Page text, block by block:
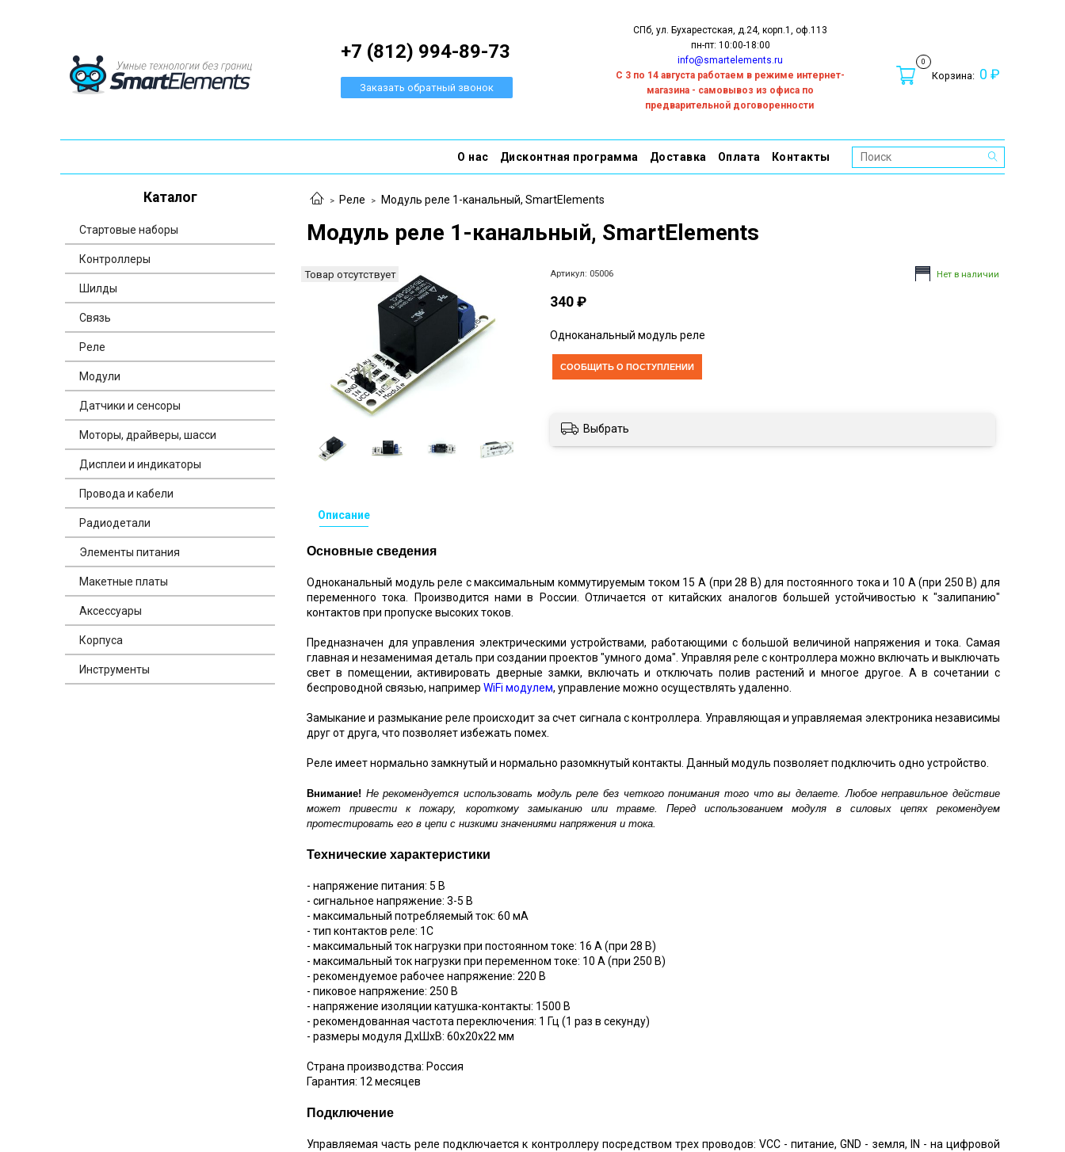
+7 (812) 994-89-73
Заказать обратный звонок
СПб, ул. Бухарестская, д.24, корп.1, оф.113
пн-пт: 10:00-18:00
info@smartelements.ru
С 3 по 14 августа работаем в режиме интернет-
магазина - самовывоз из офиса по
предварительной договоренности
0
Корзина: 0 ₽
О нас Дисконтная программа Доставка Оплата Контакты
Реле Модуль реле 1-канальный, SmartElements
Модуль реле 1-канальный, SmartElements
Товар отсутствует Артикул: 05006 Нет в наличии
340 ₽
Одноканальный модуль реле
CООБЩИТЬ О ПОСТУПЛЕНИИ
Выбрать
Описание
Основные сведения
Одноканальный модуль реле с максимальным коммутируемым током 15 А (при 28 В) для постоянного тока и 10 А (при 250 В) для
переменного тока. Производится нами в России. Отличается от китайских аналогов большей устойчивостью к "залипанию"
контактов при пропуске высоких токов.
Предназначен для управления электрическими устройствами, работающими с большой величиной напряжения и тока. Самая
главная и незаменимая деталь при создании проектов "умного дома". Управляя реле с контроллера можно включать и выключать
свет в помещении, активировать дверные замки, включать и отключать полив растений и многое другое. А в сочетании с
беспроводной связью, например WiFi модулем, управление можно осуществлять удаленно.
Замыкание и размыкание реле происходит за счет сигнала с контроллера. Управляющая и управляемая электроника независимы
друг от друга, что позволяет избежать помех.
Реле имеет нормально замкнутый и нормально разомкнутый контакты. Данный модуль позволяет подключить одно устройство.
Внимание! Не рекомендуется использовать модуль реле без четкого понимания того что вы делаете. Любое неправильное действие
может привести к пожару, короткому замыканию или травме. Перед использованием модуля в силовых цепях рекомендуем
протестировать его в цепи с низкими значениями напряжения и тока.
Технические характеристики
- напряжение питания: 5 В
- сигнальное напряжение: 3-5 В
- максимальный потребляемый ток: 60 мА
- тип контактов реле: 1С
- максимальный ток нагрузки при постоянном токе: 16 А (при 28 В)
- максимальный ток нагрузки при переменном токе: 10 А (при 250 В)
- рекомендуемое рабочее напряжение: 220 В
- пиковое напряжение: 250 В
- напряжение изоляции катушка-контакты: 1500 В
- рекомендованная частота переключения: 1 Гц (1 раз в секунду)
- размеры модуля ДхШхВ: 60х20х22 мм
Страна производства: Россия
Гарантия: 12 месяцев
Подключение
Управляемая часть реле подключается к контроллеру посредством трех проводов: VCC - питание, GND - земля, IN - на цифровой
Каталог
Стартовые наборы
Контроллеры
Шилды
Связь
Реле
Модули
Датчики и сенсоры
Моторы, драйверы, шасси
Дисплеи и индикаторы
Провода и кабели
Радиодетали
Элементы питания
Макетные платы
Аксессуары
Корпуса
Инструменты